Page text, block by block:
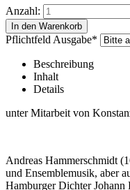
Anzahl:
Pflichtfeld Ausgabe*
Beschreibung
Inhalt
Details
unter Mitarbeit von
Andreas Hammerschmidt
und Ensemblemusik, aber
Hamburger Dichter Johann